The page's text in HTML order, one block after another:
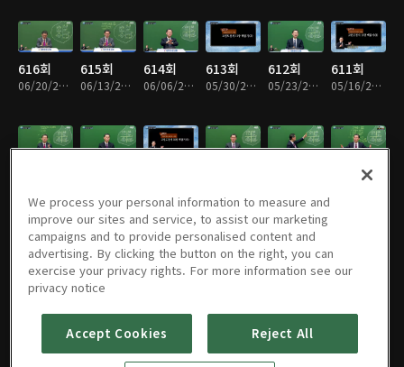
616회
06/20/2026 • 33분
615회
06/13/2026 • 33분
614회
06/06/2026 • 33분
613회
05/30/2026 • 33분
612회
05/23/2026 • 33분
611회
05/16/2026 • 33분
607회
606회
03/28/2026 • 33분
605회 604회 603회 602회 601회
We process your personal information to measure and
improve our sites and service, to assist our marketing
campaigns and to provide personalised content and
advertising. By clicking the button on the right, you can
exercise your privacy rights. For more information see our
privacy notice
Accept Cookies Reject All